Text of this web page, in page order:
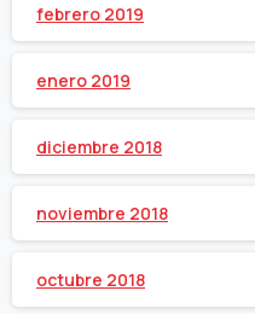
febrero 2019
enero 2019
diciembre 2018
noviembre 2018
octubre 2018